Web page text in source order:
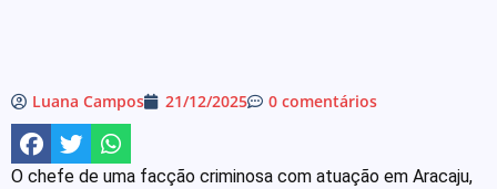
Luana Campos 21/12/2025 0 comentários
O chefe de uma facção criminosa com atuação em Aracaju,